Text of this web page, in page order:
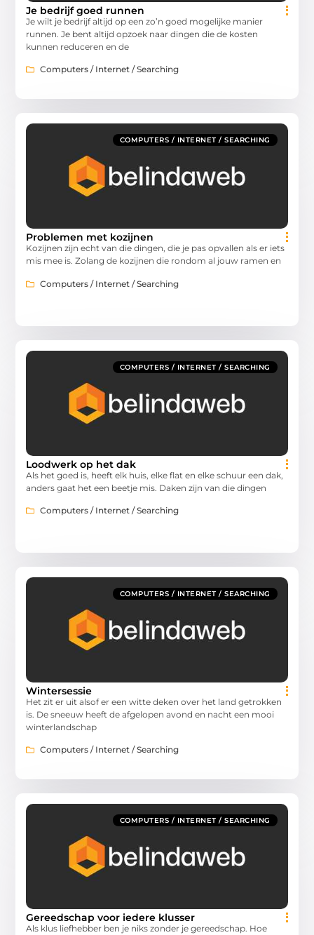
Je bedrijf goed runnen
Je wilt je bedrijf altijd op een zo’n goed mogelijke manier
runnen. Je bent altijd opzoek naar dingen die de kosten
kunnen reduceren en de
Computers / Internet / Searching
COMPUTERS / INTERNET / SEARCHING
Problemen met kozijnen
Kozijnen zijn echt van die dingen, die je pas opvallen als er iets
mis mee is. Zolang de kozijnen die rondom al jouw ramen en
Computers / Internet / Searching
COMPUTERS / INTERNET / SEARCHING
Loodwerk op het dak
Als het goed is, heeft elk huis, elke flat en elke schuur een dak,
anders gaat het een beetje mis. Daken zijn van die dingen
Computers / Internet / Searching
COMPUTERS / INTERNET / SEARCHING
Wintersessie
Het zit er uit alsof er een witte deken over het land getrokken
is. De sneeuw heeft de afgelopen avond en nacht een mooi
winterlandschap
Computers / Internet / Searching
COMPUTERS / INTERNET / SEARCHING
Gereedschap voor iedere klusser
Als klus liefhebber ben je niks zonder je gereedschap. Hoe